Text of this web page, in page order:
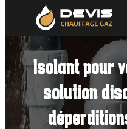
Isolant pour
solution